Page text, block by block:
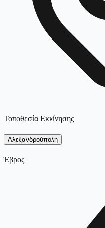
Τοποθεσία Εκκίνησης
Αλεξανδρούπολη
Έβρος